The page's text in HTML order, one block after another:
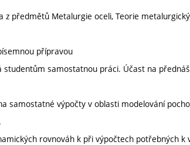
z předmětů Metalurgie oceli, Teorie
přípravou
studentům samostatnou práci. Účast na
samostatné výpočty v oblasti modelování
rovnováh k při výpočtech potřebných